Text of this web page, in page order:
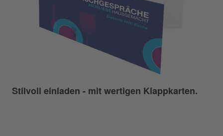
Stilvoll einladen - mit wertigen Klappkarten.